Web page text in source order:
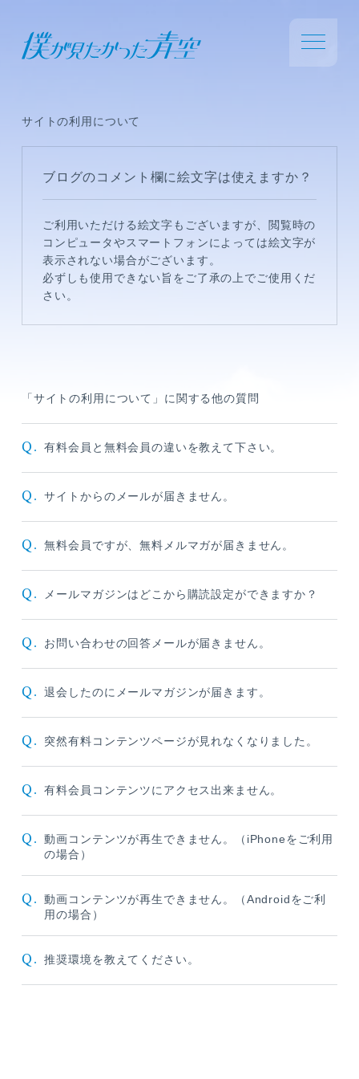
サイトの利用について
ブログのコメント欄に絵文字は使えますか？
ご利用いただける絵文字もございますが、閲覧時の
コンピュータやスマートフォンによっては絵文字が
表示されない場合がございます。
必ずしも使用できない旨をご了承の上でご使用くだ
さい。
「サイトの利用について」に関する他の質問
Q. 有料会員と無料会員の違いを教えて下さい。
Q. サイトからのメールが届きません。
Q. 無料会員ですが、無料メルマガが届きません。
Q. メールマガジンはどこから購読設定ができますか？
Q. お問い合わせの回答メールが届きません。
Q. 退会したのにメールマガジンが届きます。
Q. 突然有料コンテンツページが見れなくなりました。
Q. 有料会員コンテンツにアクセス出来ません。
Q.
動画コンテンツが再生できません。（iPhoneをご利用
の場合）
Q.
動画コンテンツが再生できません。（Androidをご利
用の場合）
Q. 推奨環境を教えてください。